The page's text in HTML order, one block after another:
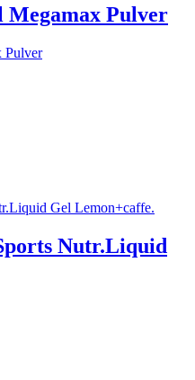
Megamax Pulver
Nutr.Liquid